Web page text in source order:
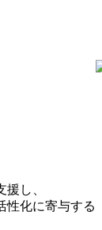
し、
性化に寄与する